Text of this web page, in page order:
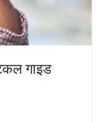
गाइड